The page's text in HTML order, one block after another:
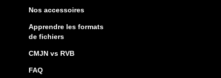
Nos accessoires
Apprendre les formats
de fichiers
CMJN vs RVB
FAQ